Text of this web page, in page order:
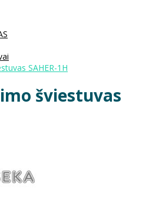
SAHER-1H
šviestuvas